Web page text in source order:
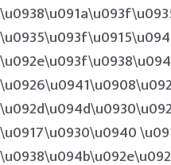
\u0917\u0930\u0940